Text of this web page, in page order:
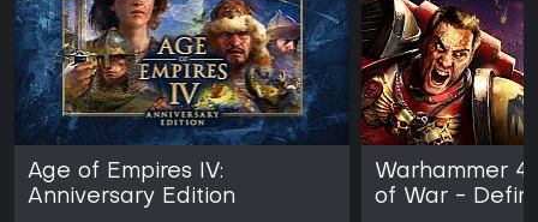
Age of Empires IV:
Anniversary Edition
Warhammer
of War -